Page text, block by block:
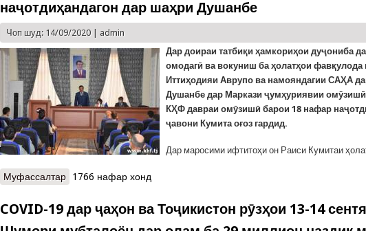
наҷотдиҳандагон дар шаҳри Душанбе
Чоп шуд: 14/09/2020 | admin
Дар доираи татбиқи ҳамкориҳои дуҷониба
омодагӣ ва вокуниш ба ҳолатҳои
Иттиҳодияи Аврупо ва намояндагии САҲА
Душанбе дар Маркази ҷумҳуриявии
КҲФ давраи омӯзишӣ барои 18 нафар
ҷавони Кумита оғоз гардид.
Дар маросими ифтитоҳи он Раиси Кумитаи
Муфассалтар о Оғози як давраи нави 26-рӯзаи омӯзишӣ барои
1766 нафар хонд
COVID-19 дар ҷаҳон ва Тоҷикистон рӯзҳои 13-14